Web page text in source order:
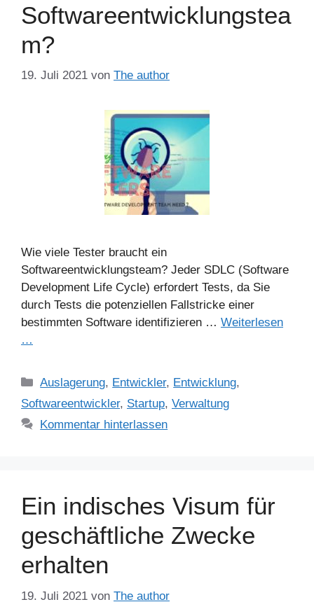
Softwareentwicklungstea
m?
19. Juli 2021 von The author
Wie viele Tester braucht ein
Softwareentwicklungsteam? Jeder SDLC (Software
Development Life Cycle) erfordert Tests, da Sie
durch Tests die potenziellen Fallstricke einer
bestimmten Software identifizieren … Weiterlesen
…
Kategorien
Auslagerung, Entwickler, Entwicklung,
Softwareentwickler, Startup, Verwaltung
Kommentar hinterlassen
Ein indisches Visum für
geschäftliche Zwecke
erhalten
19. Juli 2021 von The author